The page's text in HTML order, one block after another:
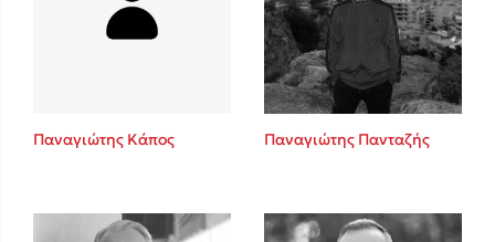
Παναγιώτης Κάπος Παναγιώτης Πανταζής